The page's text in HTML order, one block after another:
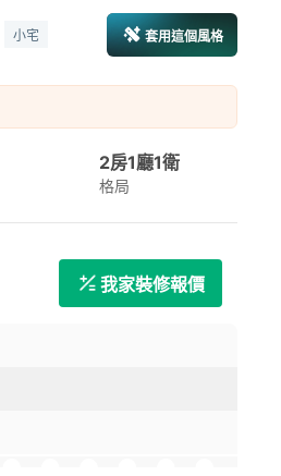
小宅 套用這個風格
2房1廳1衛
格局
我家裝修報價